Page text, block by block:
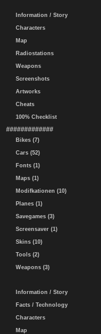
Information / Story
Characters
Map
Radiostations
Weapons
Screenshots
Artworks
Cheats
100% Checklist
#############
Bikes (7)
Cars (52)
Fonts (1)
Maps (1)
Modifkationen (10)
Planes (1)
Savegames (3)
Screensaver (1)
Skins (10)
Tools (2)
Weapons (3)
Information / Story
Facts / Technology
Characters
Map